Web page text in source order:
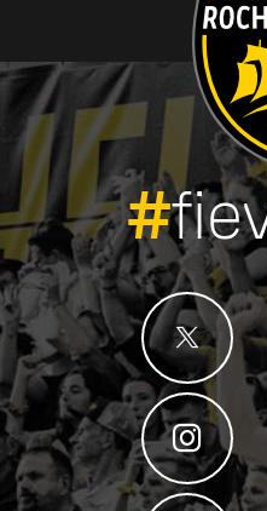
#